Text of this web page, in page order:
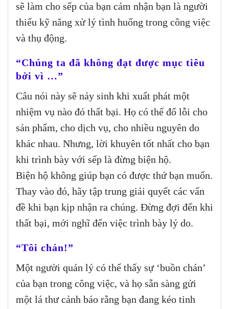
sẽ làm cho sếp của bạn cảm nhận bạn là người
thiếu kỹ năng xử lý tình huống trong công việc
và thụ động.
“Chúng ta đã không đạt được mục tiêu
bởi vì …”
Câu nói này sẽ nảy sinh khi xuất phát một
nhiệm vụ nào đó thất bại. Họ có thể đổ lỗi cho
sản phẩm, cho dịch vụ, cho nhiều nguyên do
khác nhau. Nhưng, lời khuyên tốt nhất cho bạn
khi trình bày với sếp là đừng biện hộ.
Biện hộ không giúp bạn có được thứ bạn muốn.
Thay vào đó, hãy tập trung giải quyết các vấn
đề khi bạn kịp nhận ra chúng. Đừng đợi đến khi
thất bại, mới nghĩ đến việc trình bày lý do.
“Tôi chán!”
Một người quản lý có thể thấy sự ‘buồn chán’
của bạn trong công việc, và họ sẵn sàng gửi
một lá thư cảnh báo rằng bạn đang kéo tinh